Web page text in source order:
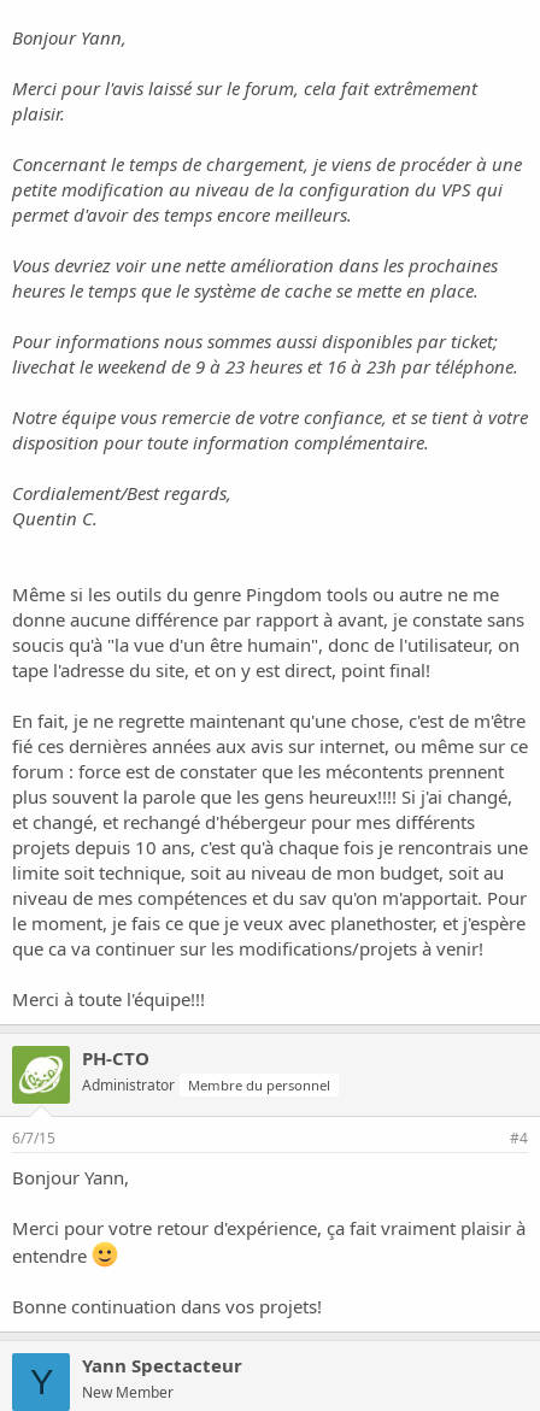
Bonjour Yann,
Merci pour l'avis laissé sur le forum, cela fait extrêmement
plaisir.
Concernant le temps de chargement, je viens de procéder à une
petite modification au niveau de la configuration du VPS qui
permet d'avoir des temps encore meilleurs.
Vous devriez voir une nette amélioration dans les prochaines
heures le temps que le système de cache se mette en place.
Pour informations nous sommes aussi disponibles par ticket;
livechat le weekend de 9 à 23 heures et 16 à 23h par téléphone.
Notre équipe vous remercie de votre confiance, et se tient à votre
disposition pour toute information complémentaire.
Cordialement/Best regards,
Quentin C.
Même si les outils du genre Pingdom tools ou autre ne me
donne aucune différence par rapport à avant, je constate sans
soucis qu'à "la vue d'un être humain", donc de l'utilisateur, on
tape l'adresse du site, et on y est direct, point final!
En fait, je ne regrette maintenant qu'une chose, c'est de m'être
fié ces dernières années aux avis sur internet, ou même sur ce
forum : force est de constater que les mécontents prennent
plus souvent la parole que les gens heureux!!!! Si j'ai changé,
et changé, et rechangé d'hébergeur pour mes différents
projets depuis 10 ans, c'est qu'à chaque fois je rencontrais une
limite soit technique, soit au niveau de mon budget, soit au
niveau de mes compétences et du sav qu'on m'apportait. Pour
le moment, je fais ce que je veux avec planethoster, et j'espère
que ca va continuer sur les modifications/projets à venir!
Merci à toute l'équipe!!!
PH-CTO
Administrator Membre du personnel
6/7/15 #4
Bonjour Yann,
Merci pour votre retour d'expérience, ça fait vraiment plaisir à
entendre
Bonne continuation dans vos projets!
Y Yann Spectacteur
New Member